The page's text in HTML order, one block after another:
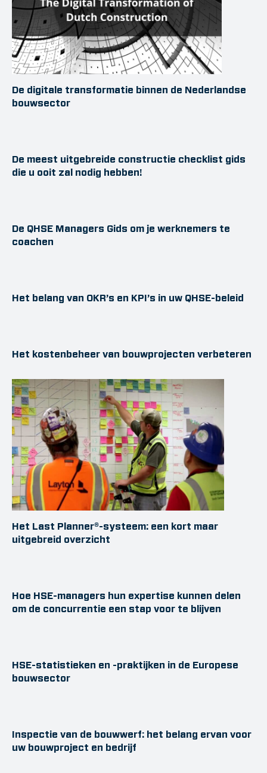
De digitale transformatie binnen de Nederlandse
bouwsector
De meest uitgebreide constructie checklist gids
die u ooit zal nodig hebben!
De QHSE Managers Gids om je werknemers te
coachen
Het belang van OKR’s en KPI’s in uw QHSE-beleid
Het kostenbeheer van bouwprojecten verbeteren
Het Last Planner®-systeem: een kort maar
uitgebreid overzicht
Hoe HSE-managers hun expertise kunnen delen
om de concurrentie een stap voor te blijven
HSE-statistieken en -praktijken in de Europese
bouwsector
Inspectie van de bouwwerf: het belang ervan voor
uw bouwproject en bedrijf